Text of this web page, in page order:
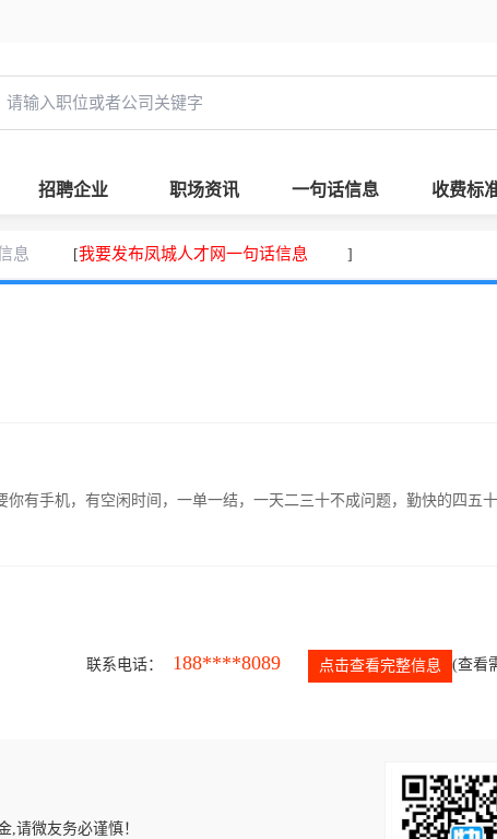
招聘企业 职场资讯 一句话信息 收费标
息 [我要发布凤城人才网一句话信息 ]
有手机，有空闲时间，一单一结，一天二三十不成问题，勤快的四五
联系电话： 188****8089 点击查看完整信息 (查看
,请微友务必谨慎！